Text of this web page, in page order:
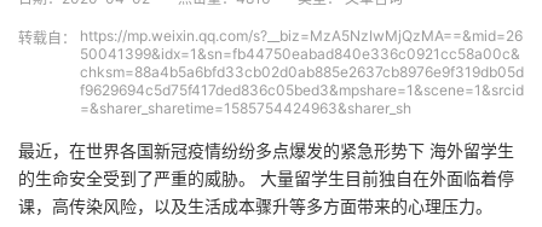
转载自：
https://mp.weixin.qq.com/s?__biz=MzA5NzIwMjQzMA==&mid=26
50041399&idx=1&sn=fb44750eabad840e336c0921cc58a00c&
chksm=88a4b5a6bfd33cb02d0ab885e2637cb8976e9f319db05d
f9629694c5d75f417ded836c05bed3&mpshare=1&scene=1&srcid
=&sharer_sharetime=1585754424963&sharer_sh
最近，在世界各国新冠疫情纷纷多点爆发的紧急形势下 海外留学生
的生命安全受到了严重的威胁。 大量留学生目前独自在外面临着停
课，高传染风险，以及生活成本骤升等多方面带来的心理压力。